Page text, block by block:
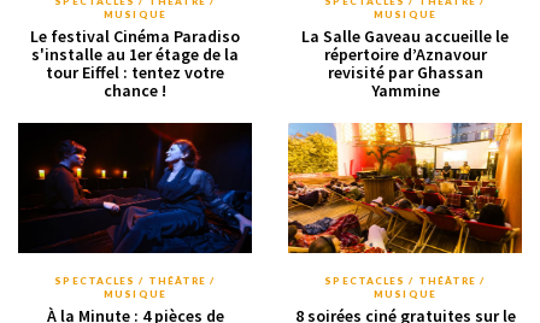
MUSIQUE
Le festival Cinéma Paradiso
s'installe au 1er étage de la
tour Eiffel : tentez votre
chance !
MUSIQUE
La Salle Gaveau accueille le
répertoire d’Aznavour
revisité par Ghassan
Yammine
SPECTACLES / THÉÂTRE /
MUSIQUE
À la Minute : 4 pièces de
SPECTACLES / THÉÂTRE /
MUSIQUE
8 soirées ciné gratuites sur le